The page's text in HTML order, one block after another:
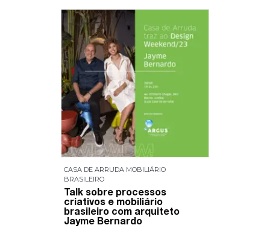
CASA DE ARRUDA MOBILIÁRIO
BRASILEIRO
Talk sobre processos
criativos e mobiliário
brasileiro com arquiteto
Jayme Bernardo